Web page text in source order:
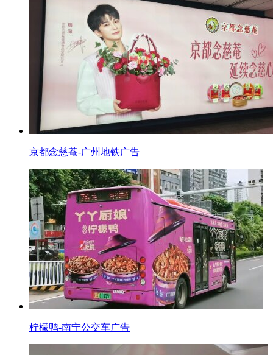
京都念慈菴-广州地铁广告
柠檬鸭-南宁公交车广告